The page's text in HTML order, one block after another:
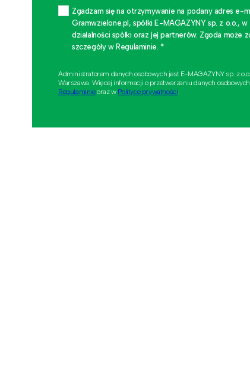
Zgadzam się na otrzymywanie na podany adres e-
Gramwzielone.pl, spółki E-MAGAZYNY sp. z o.o.,
działalności spółki oraz jej partnerów. Zgoda
szczegóły w Regulaminie. *
Administratorem danych osobowych jest E-MAGAZYNY sp. z
Warszawa. Więcej informacji o przetwarzaniu danych
Regulaminieoraz w Polityce prywatności.